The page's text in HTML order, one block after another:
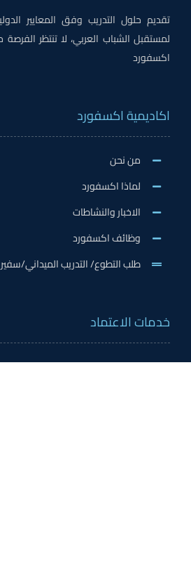
تقديم حلول التدريب وفق المعايير
لمستقبل الشباب العربي، لا تنتظر
اكسفورد
اكاديمية اكسفورد
من نحن
لماذا اكسفورد
الاخبار والنشاطات
وظائف اكسفورد
طلب التطوع/ التدريب الميداني/
خدمات الاعتماد
الاعتمادات الدولية